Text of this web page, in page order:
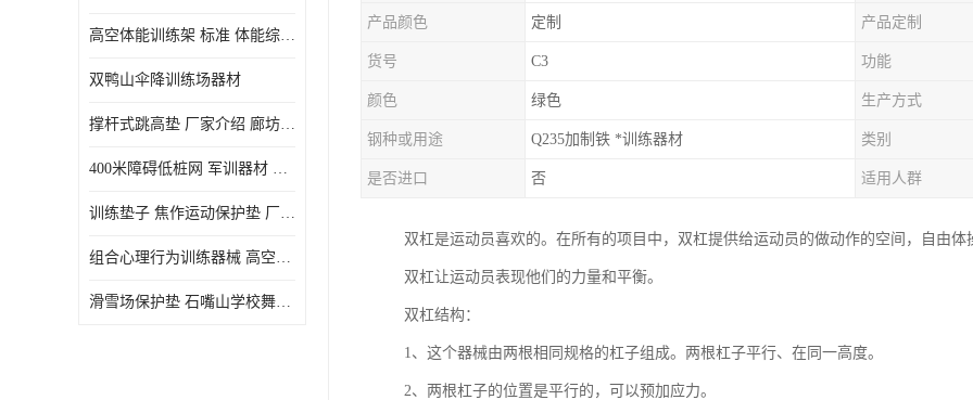
高空体能训练架 标准 体能综合训练架
双鸭山伞降训练场器材
撑杆式跳高垫 厂家介绍 廊坊舞蹈室体操垫
400米障碍低桩网 军训器材 厂家实物图
训练垫子 焦作运动保护垫 厂家销售
组合心理行为训练器械 高空拓展训练架 守信厂家
滑雪场保护垫 石嘴山学校舞蹈垫
产品颜色 定制 产品定制
货号 C3 功能
颜色 绿色 生产方式
钢种或用途 Q235加制铁 *训练器材 类别
是否进口 否 适用人群
双杠是运动员喜欢的。在所有的项目中，双杠提供给运动员的做动作的空间，自由
双杠让运动员表现他们的力量和平衡。
双杠结构：
1、这个器械由两根相同规格的杠子组成。两根杠子平行、在同一高度。
2、两根杠子的位置是平行的，可以预加应力。